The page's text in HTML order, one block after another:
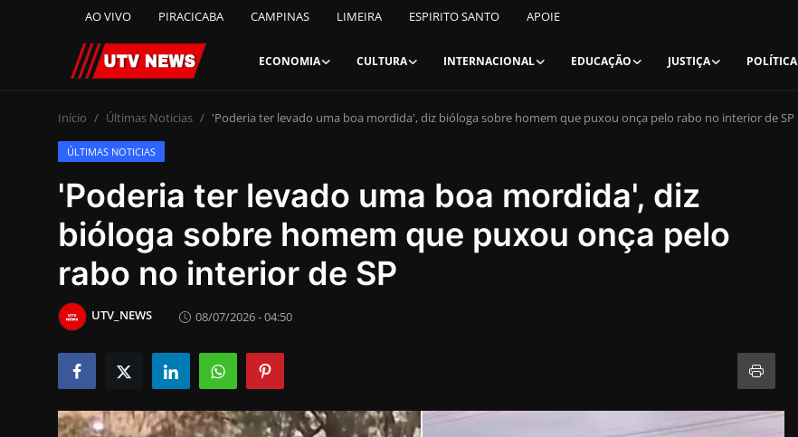
AO VIVO PIRACICABA CAMPINAS LIMEIRA ESPIRITO SANTO APOIE
ECONOMIA CULTURA INTERNACIONAL EDUCAÇÃO JUSTIÇA POLÍTICA
AO VIVO
PIRACICABA
CAMPINAS
LIMEIRA
Internacional
Início Últimas Noticias 'Poderia ter levado uma boa mordida', diz bióloga sobre homem que puxou onça pelo rabo no interior de SP
ÚLTIMAS NOTICIAS
'Poderia ter levado uma boa mordida', diz
bióloga sobre homem que puxou onça pelo
rabo no interior de SP
UTV_NEWS 08/07/2026 - 04:50